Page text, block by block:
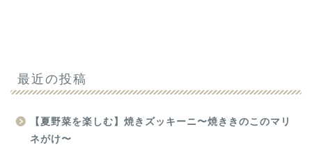
最近の投稿
【夏野菜を楽しむ】焼きズッキーニ〜焼ききのこのマリ
ネがけ〜